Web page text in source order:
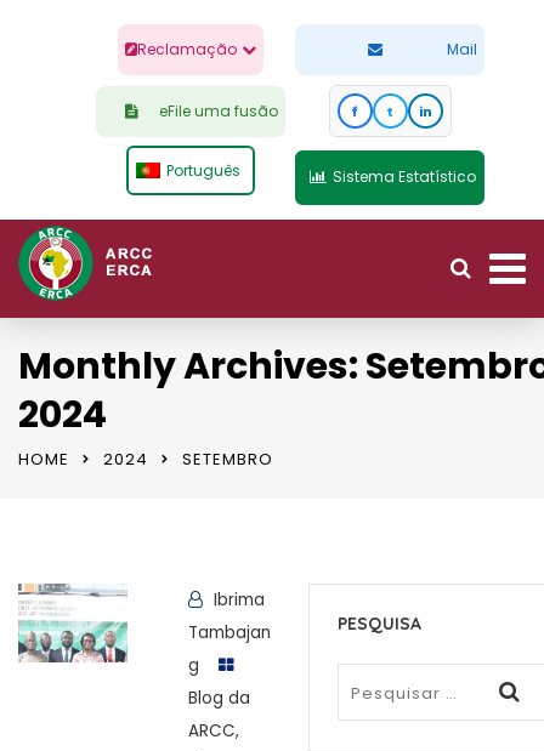
Mail
Reclamação
eFile uma fusão
Português
f t in
Sistema Estatístico
Monthly Archives:
2024
HOME 2024 SETEMBRO
Ibrima
Tambajan
g
Blog da
ARCC,
PESQUISA